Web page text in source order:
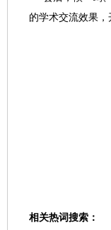
的学术交流效果
相关热词搜索：